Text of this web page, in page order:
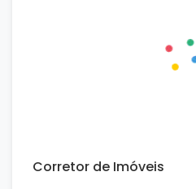
Corretor de Imóveis